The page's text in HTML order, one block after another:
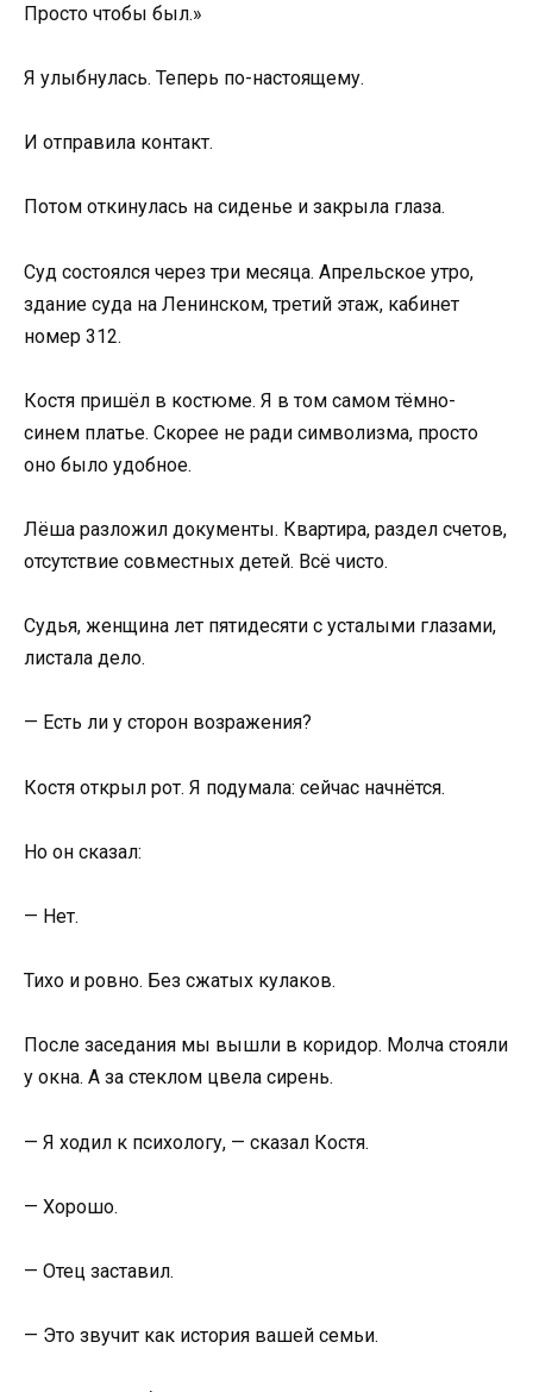
Просто чтобы был.»
Я улыбнулась. Теперь по-настоящему.
И отправила контакт.
Потом откинулась на сиденье и закрыла глаза.
Суд состоялся через три месяца. Апрельское утро,
здание суда на Ленинском, третий этаж, кабинет
номер 312.
Костя пришёл в костюме. Я в том самом тёмно-
синем платье. Скорее не ради символизма, просто
оно было удобное.
Лёша разложил документы. Квартира, раздел счетов,
отсутствие совместных детей. Всё чисто.
Судья, женщина лет пятидесяти с усталыми глазами,
листала дело.
— Есть ли у сторон возражения?
Костя открыл рот. Я подумала: сейчас начнётся.
Но он сказал:
— Нет.
Тихо и ровно. Без сжатых кулаков.
После заседания мы вышли в коридор. Молча стояли
у окна. А за стеклом цвела сирень.
— Я ходил к психологу, — сказал Костя.
— Хорошо.
— Отец заставил.
— Это звучит как история вашей семьи.